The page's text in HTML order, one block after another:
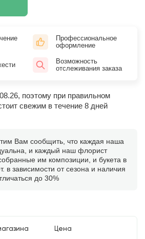
Профессиональное
оформление
Возможность
отслеживания заказа
поэтому при правильном
свежим в течение 8 дней
Вам сообщить, что каждая наша
и каждый наш флорист
им композиции, и букета в
в зависимости от сезона и наличия
до 30%
Цена